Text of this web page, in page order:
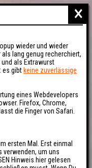
×
wieder und wieder
lang genug recherchiert,
als Extrawurst
es gibt keine zuverlässige
eines Webdevelopers
Firefox, Chrome,
die Finger von Safari.
ersten Mal. Erst einmal
verwenden, um uns
Hinweis hier gelesen